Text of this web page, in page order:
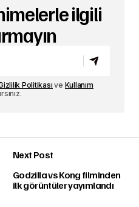
ilgili
Politikasıve Kullanım
Next Post
Godzilla vs Kong filminden
ilk görüntüler yayımlandı